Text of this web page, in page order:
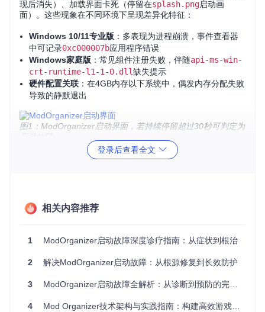
现后消失）、加载界面卡死（停留在splash.png启动画
面）。这些现象在不同环境下呈现差异化特征：
Windows 10/11专业版 ：多表现为进程崩溃，事件查看器
中可记录0xc000007b应用程序错误
Windows家庭版 ：常见组件注册失败，伴随api-ms-win-
crt-runtime-l1-1-0.dll缺失提示
硬件配置关联 ：在4GB内存以下系统中，偶发内存分配失败
导致的静默退出
图1：ModOrganizer启动界面，若持续停留超过30秒可判定为
1.2 症状-诱因-机理分析
进程
崩溃
行库缺
无响
应
权限不
足
无法写入appconfig.ini配置文件
导致死锁
启动
卡死
件拦截
usvfsconnector.dll被误判为恶意
程序导致文件系统虚拟化失败
1.3 日志分析要点
登录后查看全文
相关内容推荐
1 ModOrganizer启动故障深度诊疗指南：从症状到根治
2 解决ModOrganizer启动故障：从根源修复到长效防护
3 ModOrganizer启动故障全解析：从诊断到预防的完整指南
4 Mod Organizer技术架构与实践指南：构建高效游戏模组管理系统